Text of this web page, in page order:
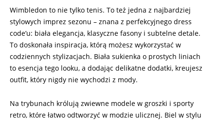
Wimbledon to nie tylko tenis. To też jedna z najbardziej
stylowych imprez sezonu – znana z perfekcyjnego dress
code’u: biała elegancja, klasyczne fasony i subtelne detale.
To doskonała inspiracja, którą możesz wykorzystać w
codziennych stylizacjach. Biała sukienka o prostych liniach
to esencja tego looku, a dodając delikatne dodatki, kreujesz
outfit, który nigdy nie wychodzi z mody.
Na trybunach królują zwiewne modele w groszki i sporty
retro, które łatwo odtworzyć w modzie ulicznej. Biel w stylu